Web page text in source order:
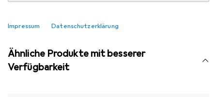
Impressum Datenschutzerklärung
Ähnliche Produkte mit besserer
Verfügbarkeit